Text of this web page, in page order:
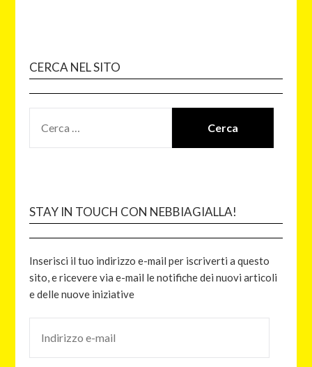
CERCA NEL SITO
STAY IN TOUCH CON NEBBIAGIALLA!
Inserisci il tuo indirizzo e-mail per iscriverti a questo
sito, e ricevere via e-mail le notifiche dei nuovi articoli
e delle nuove iniziative